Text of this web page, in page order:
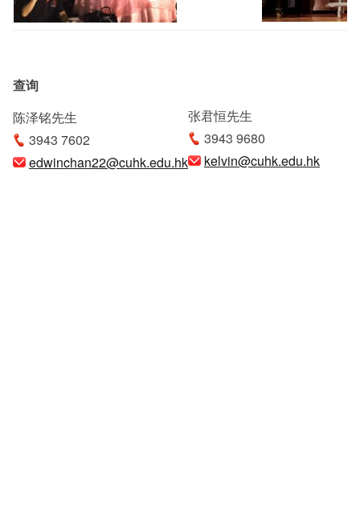
查询
陈泽铭先生
3943 7602
edwinchan22@cuhk.edu.hk
张君恒先生
3943 9680
kelvin@cuhk.edu.hk